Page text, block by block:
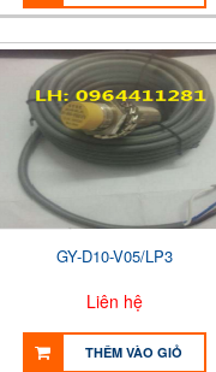
GY-D10-V05/LP3
Liên hệ
THÊM VÀO GIỎ